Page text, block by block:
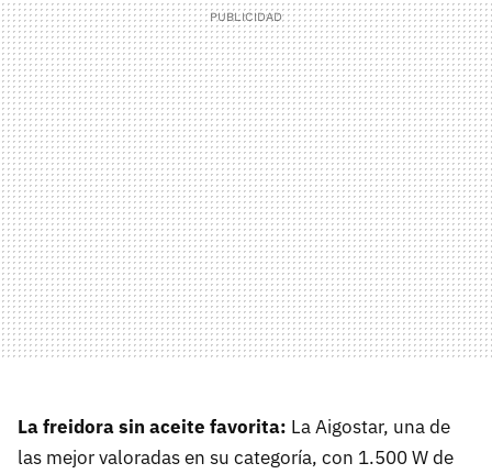
La freidora sin aceite favorita: La Aigostar, una de
las mejor valoradas en su categoría, con 1.500 W de